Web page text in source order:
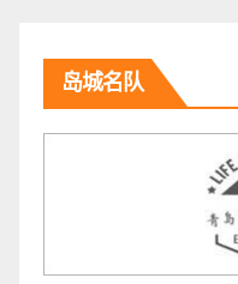
岛城名队